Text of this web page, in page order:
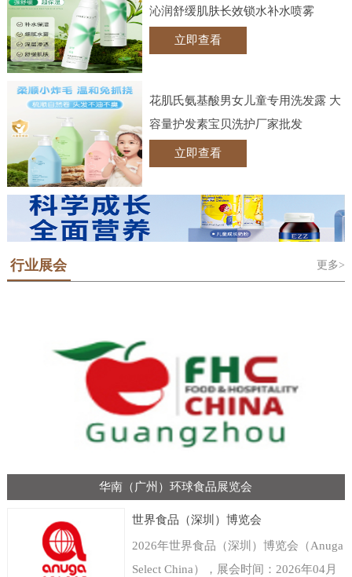
沁润舒缓肌肤长效锁水补水喷雾
立即查看
花肌氏氨基酸男女儿童专用洗发露 大
容量护发素宝贝洗护厂家批发
立即查看
行业展会 更多>
华南（广州）环球食品展览会
世界食品（深圳）博览会
2026年世界食品（深圳）博览会（Anuga
Select China），展会时间：2026年04月